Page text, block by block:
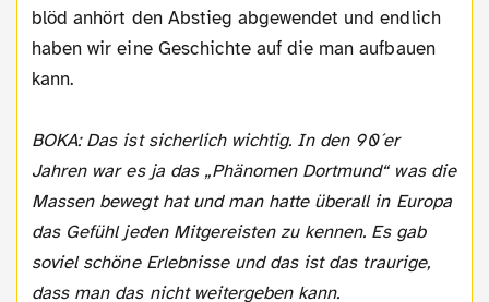
blöd anhört den Abstieg abgewendet und endlich
haben wir eine Geschichte auf die man aufbauen
kann.
BOKA: Das ist sicherlich wichtig. In den 90´er
Jahren war es ja das „Phänomen Dortmund“ was die
Massen bewegt hat und man hatte überall in Europa
das Gefühl jeden Mitgereisten zu kennen. Es gab
soviel schöne Erlebnisse und das ist das traurige,
dass man das nicht weitergeben kann.